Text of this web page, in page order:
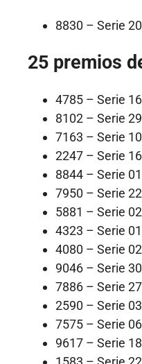
8830 – Serie
25 premios
4785 – Serie
8102 – Serie
7163 – Serie
2247 – Serie
8844 – Serie
7950 – Serie
5881 – Serie
4323 – Serie
4080 – Serie
9046 – Serie
7886 – Serie
2590 – Serie
7575 – Serie
9617 – Serie